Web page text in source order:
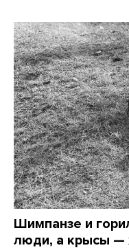
Шимпанзе и
люди, а крысы —